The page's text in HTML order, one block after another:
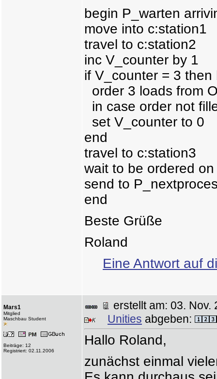
begin P_warten
move into c:station1
travel to c:station2
inc V_counter by 1
if V_counter = 3 then
order 3 loads from
in case order not
set V_counter to 0
end
travel to c:station3
wait to be ordered
send to
end
Beste Grüße
Roland
Eine Antwort auf
Mars1
Mitglied
Maschbau Student
Beiträge: 12
Registriert: 02.11.2006
erstellt am: 03.
Unities abgeben:
Hallo Roland,
zunächst einmal